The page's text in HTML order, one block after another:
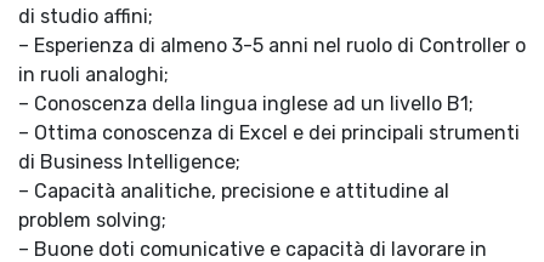
di studio affini;
– Esperienza di almeno 3-5 anni nel ruolo di Controller o
in ruoli analoghi;
– Conoscenza della lingua inglese ad un livello B1;
– Ottima conoscenza di Excel e dei principali strumenti
di Business Intelligence;
– Capacità analitiche, precisione e attitudine al
problem solving;
– Buone doti comunicative e capacità di lavorare in